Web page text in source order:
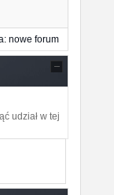
nowe forum
udział w tej